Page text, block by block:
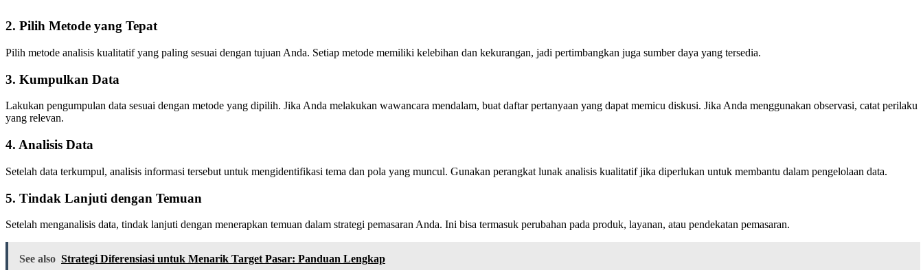
2. Pilih Metode yang Tepat
Pilih metode analisis kualitatif yang paling sesuai dengan tujuan Anda. Setiap metode memiliki kelebihan dan kekurangan, jadi pertimbangkan juga sumber daya yang tersedia.
3. Kumpulkan Data
Lakukan pengumpulan data sesuai dengan metode yang dipilih. Jika Anda melakukan wawancara mendalam, buat daftar pertanyaan yang dapat memicu diskusi. Jika Anda menggunakan observasi, catat perilaku
yang relevan.
4. Analisis Data
Setelah data terkumpul, analisis informasi tersebut untuk mengidentifikasi tema dan pola yang muncul. Gunakan perangkat lunak analisis kualitatif jika diperlukan untuk membantu dalam pengelolaan data.
5. Tindak Lanjuti dengan Temuan
Setelah menganalisis data, tindak lanjuti dengan menerapkan temuan dalam strategi pemasaran Anda. Ini bisa termasuk perubahan pada produk, layanan, atau pendekatan pemasaran.
See also Strategi Diferensiasi untuk Menarik Target Pasar: Panduan Lengkap